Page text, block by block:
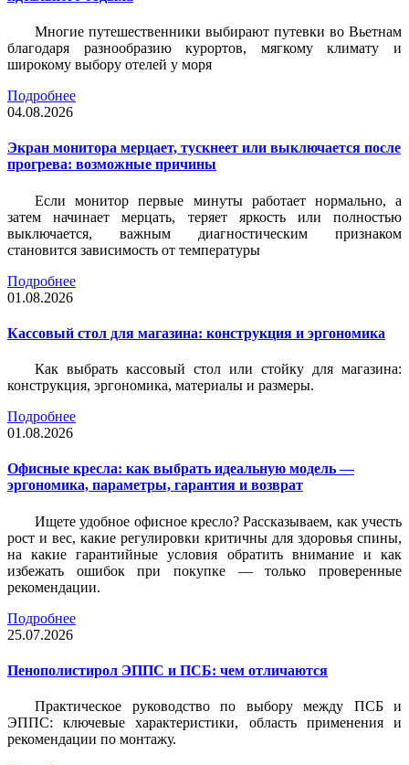
Многие путешественники выбирают путевки во Вьетнам
благодаря разнообразию курортов, мягкому климату и
широкому выбору отелей у моря
Подробнее
04.08.2026
Экран монитора мерцает, тускнеет или выключается после
прогрева: возможные причины
Если монитор первые минуты работает нормально, а
затем начинает мерцать, теряет яркость или полностью
выключается, важным диагностическим признаком
становится зависимость от температуры
Подробнее
01.08.2026
Кассовый стол для магазина: конструкция и эргономика
Как выбрать кассовый стол или стойку для магазина:
конструкция, эргономика, материалы и размеры.
Подробнее
01.08.2026
Офисные кресла: как выбрать идеальную модель —
эргономика, параметры, гарантия и возврат
Ищете удобное офисное кресло? Рассказываем, как учесть
рост и вес, какие регулировки критичны для здоровья спины,
на какие гарантийные условия обратить внимание и как
избежать ошибок при покупке — только проверенные
рекомендации.
Подробнее
25.07.2026
Пенополистирол ЭППС и ПСБ: чем отличаются
Практическое руководство по выбору между ПСБ и
ЭППС: ключевые характеристики, область применения и
рекомендации по монтажу.